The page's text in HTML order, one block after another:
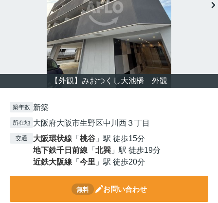
【外観】みおつくし大池橋 外観
築年数 新築
所在地 大阪府大阪市生野区中川西３丁目
交通 大阪環状線 「 桃谷 」駅 徒歩15分
地下鉄千日前線 「 北巽 」駅 徒歩19分
近鉄大阪線 「 今里 」駅 徒歩20分
無料 お問い合わせ